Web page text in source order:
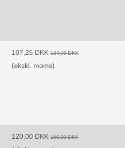
107,25 DKK 134,06 DKK
(ekskl. moms)
120,00 DKK 150,00 DKK